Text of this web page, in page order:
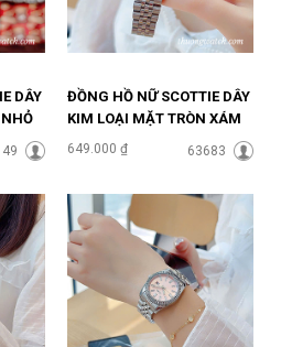
DÂY
ĐỒNG HỒ NỮ SCOTTIE DÂY
KIM LOẠI MẶT TRÒN XÁM
THỜI THƯỢNG ĐHĐ48302
649.000 ₫ 63683